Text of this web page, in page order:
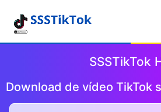
SSSTikTok
Download de vídeo TikTok